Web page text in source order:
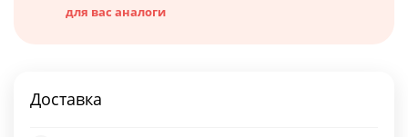
для вас аналоги
Доставка